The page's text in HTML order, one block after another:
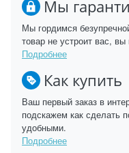
Мы
Мы гордимся
товар не устроит вас,
Подробнее
Как купить
Ваш первый заказ в
подскажем как сделать
удобными.
Подробнее